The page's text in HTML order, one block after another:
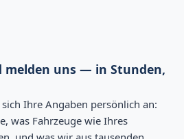
melden uns — in Stunden,
Ihre Angaben persönlich an:
was Fahrzeuge wie Ihres